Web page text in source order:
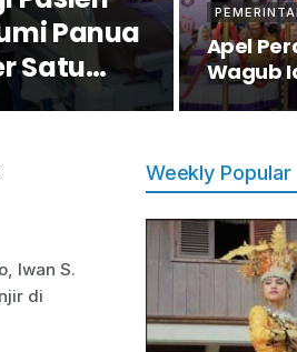
Panua
Satu
Apel
Wagub
Tegaskan
Iwan S.
di
Weekly Popular